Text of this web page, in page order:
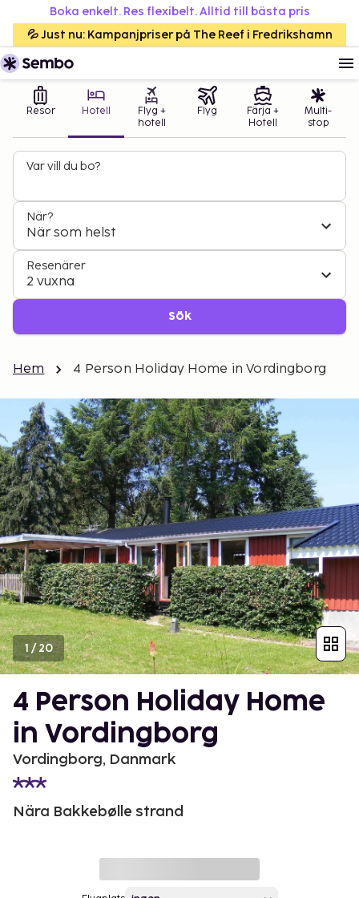
Boka enkelt. Res flexibelt. Alltid till bästa pris
💦 Just nu: Kampanjpriser på The Reef i Fredrikshamn
Resor Hotell
Flyg +
hotell
Flyg
Färja +
Hotell
Multi-
stop
Var vill du bo?
När?
När som helst
Resenärer
2 vuxna
Sök
Hem 4 Person Holiday Home in Vordingborg
1/20
4 Person Holiday Home
in Vordingborg
Vordingborg, Danmark
Nära Bakkebølle strand